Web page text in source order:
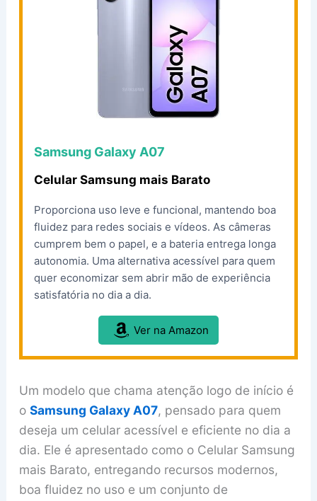
Samsung Galaxy A07
Celular Samsung mais Barato
Proporciona uso leve e funcional, mantendo boa
fluidez para redes sociais e vídeos. As câmeras
cumprem bem o papel, e a bateria entrega longa
autonomia. Uma alternativa acessível para quem
quer economizar sem abrir mão de experiência
satisfatória no dia a dia.
Ver na Amazon
Um modelo que chama atenção logo de início é
o Samsung Galaxy A07, pensado para quem
deseja um celular acessível e eficiente no dia a
dia. Ele é apresentado como o Celular Samsung
mais Barato, entregando recursos modernos,
boa fluidez no uso e um conjunto de